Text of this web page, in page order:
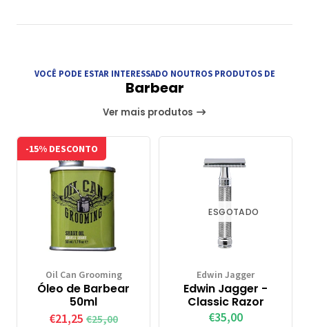
VOCÊ PODE ESTAR INTERESSADO NOUTROS PRODUTOS DE
Barbear
Ver mais produtos
-15% DESCONTO
Oil Can Grooming
Óleo de Barbear
50ml
€21,25 €25,00
ESGOTADO
Edwin Jagger
Edwin Jagger -
Classic Razor
€35,00